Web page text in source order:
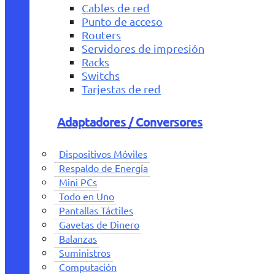
Cables de red
Punto de acceso
Routers
Servidores de impresión
Racks
Switchs
Tarjestas de red
Adaptadores / Conversores
Dispositivos Móviles
Respaldo de Energía
Mini PCs
Todo en Uno
Pantallas Táctiles
Gavetas de Dinero
Balanzas
Suministros
Computación